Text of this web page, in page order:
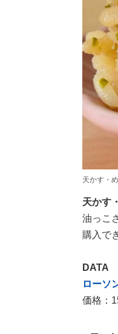
天かす・
天かす
油っこ
購入で
DATA
ローソ
価格：